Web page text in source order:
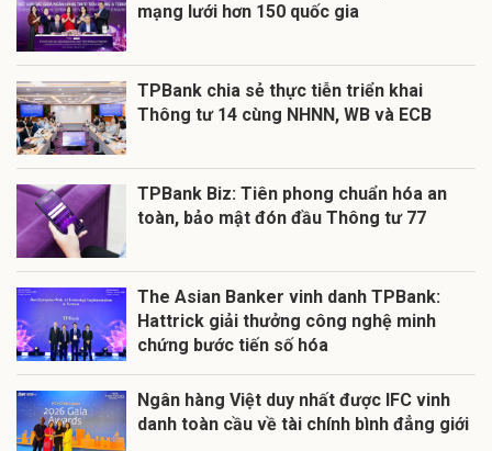
mạng lưới hơn 150 quốc gia
TPBank chia sẻ thực tiễn triển khai
Thông tư 14 cùng NHNN, WB và ECB
TPBank Biz: Tiên phong chuẩn hóa an
toàn, bảo mật đón đầu Thông tư 77
The Asian Banker vinh danh TPBank:
Hattrick giải thưởng công nghệ minh
chứng bước tiến số hóa
Ngân hàng Việt duy nhất được IFC vinh
danh toàn cầu về tài chính bình đẳng giới